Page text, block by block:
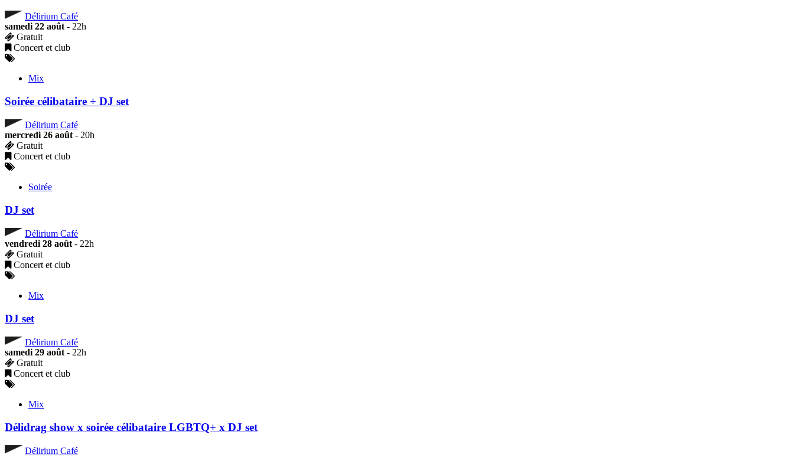
Délirium Café
samedi 22 août- 22h
Gratuit
Concert et club
Mix
Soirée célibataire + DJ set
Délirium Café
mercredi 26 août- 20h
Gratuit
Concert et club
Soirée
DJ set
Délirium Café
vendredi 28 août- 22h
Gratuit
Concert et club
Mix
DJ set
Délirium Café
samedi 29 août- 22h
Gratuit
Concert et club
Mix
Délidrag show x soirée célibataire LGBTQ+ x DJ set
Délirium Café